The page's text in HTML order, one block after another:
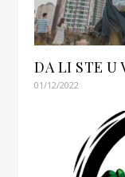
DA LI STE U
01/12/2022